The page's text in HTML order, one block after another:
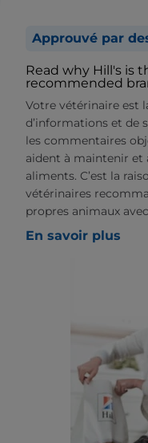
Approuvé par
Read why Hill's is
recommended
Votre vétérinaire est
d’informations et de
les commentaires
aident à maintenir et
aliments. C’est la
vétérinaires
propres animaux
En savoir plus